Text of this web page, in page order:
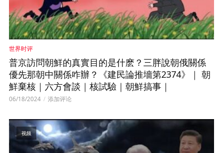
世界时评
普京訪問朝鮮的真實目的是什麽？三胖說朝俄關係
優先那朝中關係咋辦？《建民論推墻第2374》｜ 朝
鮮棄核｜六方會談｜核試驗｜朝鮮搞事｜
06/18/2024 添加评论
视频